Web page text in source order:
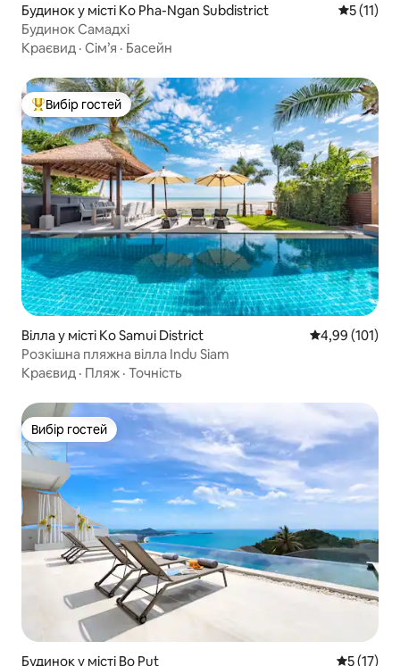
Будинок у місті Ko Pha-Ngan Subdistrict Середня
5 (11)
Будинок Самадхі
Краєвид · Сім’я · Басейн
Топ вибір гостей
Вибір гостей
Вілла у місті Ko Samui District Середня
4,99 (101)
Розкішна пляжна вілла Indu Siam
Краєвид · Пляж · Точність
Вибір гостей
Вибір гостей
Будинок у місті Bo Put Середня
5 (17)